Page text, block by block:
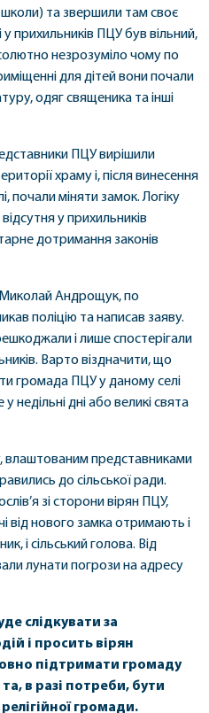
школи) та звершили там своє
прихильників ПЦУ був вільний,
незрозуміло чому по
для дітей вони почали
одяг священика та інші
ПЦУ вирішили
храму і, після винесення
почали міняти замок. Логіку
у прихильників
дотримання законів
Андрощук, по
поліцію та написав заяву.
і лише спостерігали
Варто віздначити, що
громада ПЦУ у даному селі
дні або великі свята
влаштованим представниками
до сільської ради.
зі сторони вірян ПЦУ,
від нового замка отримають і
і сільський голова. Від
лунати погрози на адресу
слідкувати за
і просить вірян
підтримати громаду
в разі потреби, бути
громади.